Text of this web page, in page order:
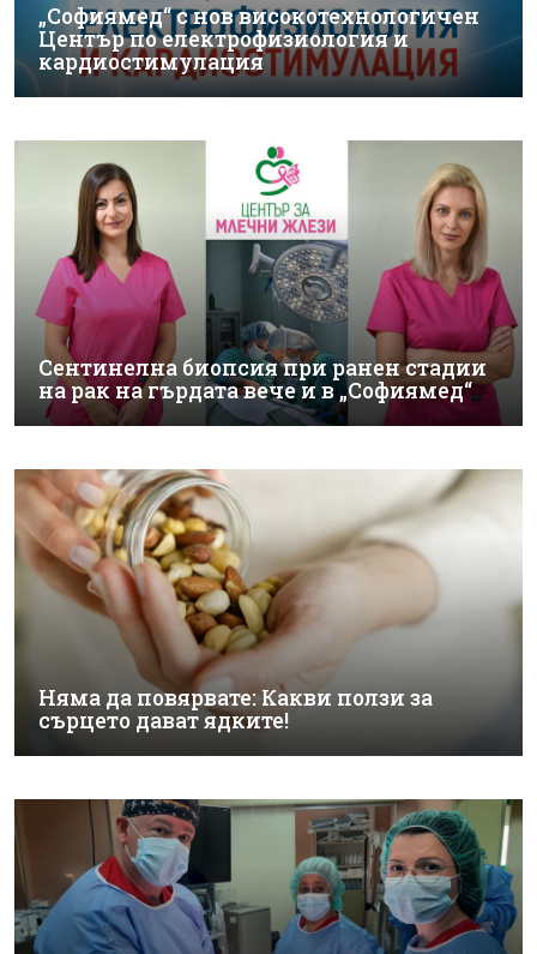
„Софиямед“ с нов високотехнологичен
Център по електрофизиология и
кардиостимулация
Сентинелна биопсия при ранен стадии
на рак на гърдата вече и в „Софиямед“
Няма да повярвате: Какви ползи за
сърцето дават ядките!